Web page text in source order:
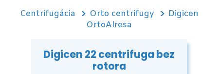
Centrifugácia Orto centrifugy
Digicen
OrtoAlresa
Digicen 22 centrifuga bez
rotora